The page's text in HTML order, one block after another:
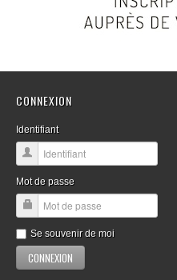
CONNEXION
Identifiant
Mot de passe
Se souvenir de moi